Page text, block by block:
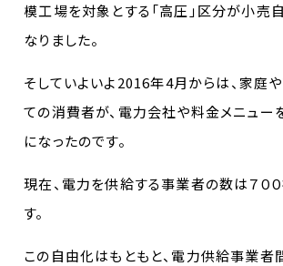
模工場を対象とする「高圧」区分が小売
なりました。
そしていよいよ2016年4月からは、家庭
ての消費者が、電力会社や料金メニュー
になったのです。
現在、電力を供給する事業者の数は７０
す。
この自由化はもともと、電力供給事業者